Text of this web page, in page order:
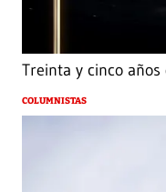
Treinta y cinco
COLUMNISTAS